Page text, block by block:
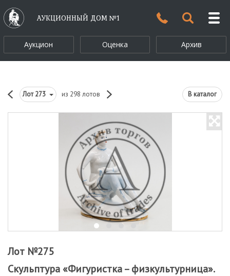
АУКЦИОННЫЙ ДОМ №1
Аукцион Оценка Архив
Лот273 из 298 лотов В каталог
Лот №275
Скульптура «Фигуристка – физкультурница».